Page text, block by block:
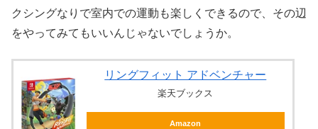
クシングなりで室内での運動も楽しくできるので、その辺
をやってみてもいいんじゃないでしょうか。
リングフィット アドベンチャー
楽天ブックス
Amazon